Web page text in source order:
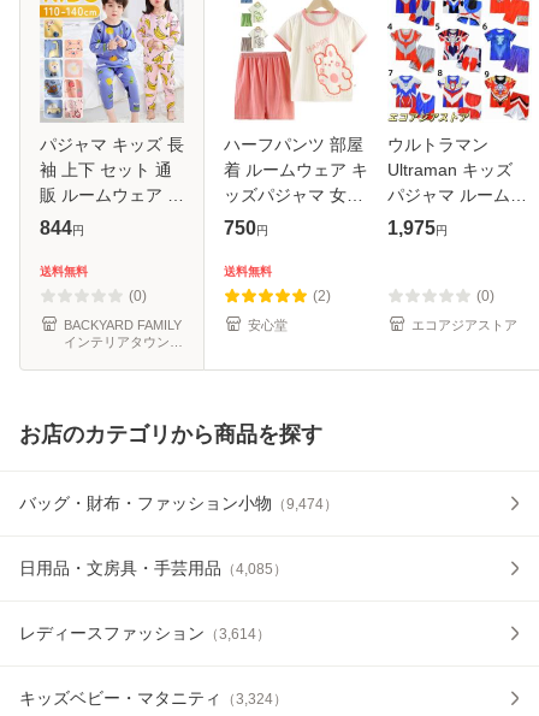
パジャマ キッズ 長
袖 上下 セット 通
販 ルームウェア 部
屋着 寝巻 長袖パジ
ドネック 子供 子ど
も こども 男の子
女の
844円
送料無料
(0)
BACKYARD FAMILY
インテリアタウン
店
ハーフパンツ 部屋
着 ルームウェア キ
ッズパジャマ 女の
子 パジャマ キッズ
子供パジャマ 男の
子 送料無料 120 肌
着 寝
750円
送料無料
(2)
安心堂
ウルトラマン
Ultraman キッズ
パジャマ ルームウ
ェア 2点セット 上
の子 ゼロ/ティガ/
オーブ/ゼット
1,975円
(0)
エコアジアストア
お店のカテゴリから商品を探す
バッグ・財布・ファッション小物 （9,474）
日用品・文房具・手芸用品 （4,085 ）
レディースファッション （3,614）
キッズベビー・マタニティ （3,324）